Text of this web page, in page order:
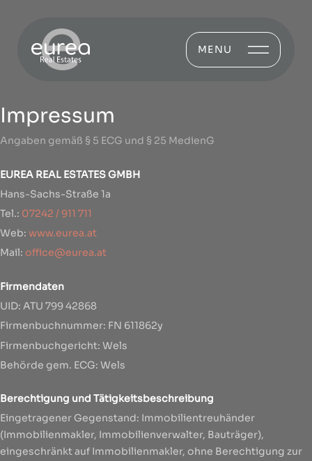
MENU
Impressum
Angaben gemäß § 5 ECG und § 25 MedienG
EUREA REAL ESTATES GMBH
Hans-Sachs-Straße 1a
Tel.: 07242 / 911 711
Web: www.eurea.at
Mail: office@eurea.at
Firmendaten
UID: ATU 799 42868
Firmenbuchnummer: FN 611862y
Firmenbuchgericht: Wels
Behörde gem. ECG: Wels
Berechtigung und Tätigkeitsbeschreibung
Eingetragener Gegenstand: Immobilientreuhänder
(Immobilienmakler, Immobilienverwalter, Bauträger),
eingeschränkt auf Immobilienmakler, ohne Berechtigung zur